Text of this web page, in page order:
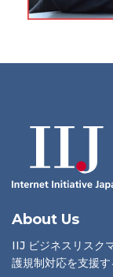
About Us
IIJ ビジネスリスク
護規制対応を支援す